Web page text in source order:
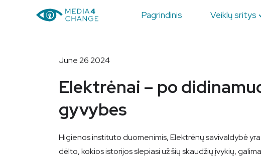
Pagrindinis Veiklų sritys
June 26 2024
Elektrėnai – po
gyvybes
Higienos instituto duomenimis, Elektrėnų savivaldybė
dėlto, kokios istorijos slepiasi už šių skaudžių įvykių,